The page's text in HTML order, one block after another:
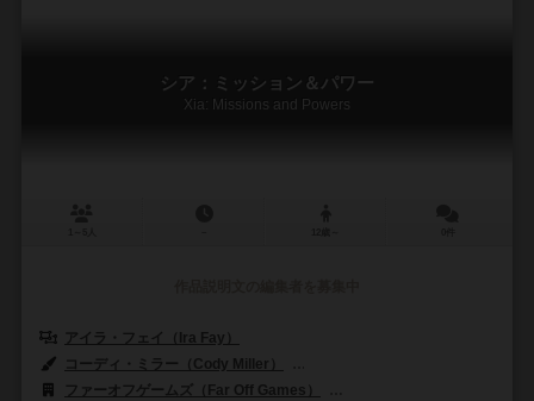
シア：ミッション＆パワー
Xia: Missions and Powers
アイラ・フェイ（Ira Fay）
コーディ・ミラー（Cody Miller）
ファーオフゲームズ（Far Off Games）